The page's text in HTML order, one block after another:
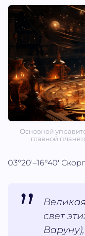
Основной
главной
03°20'–16°40'
свет